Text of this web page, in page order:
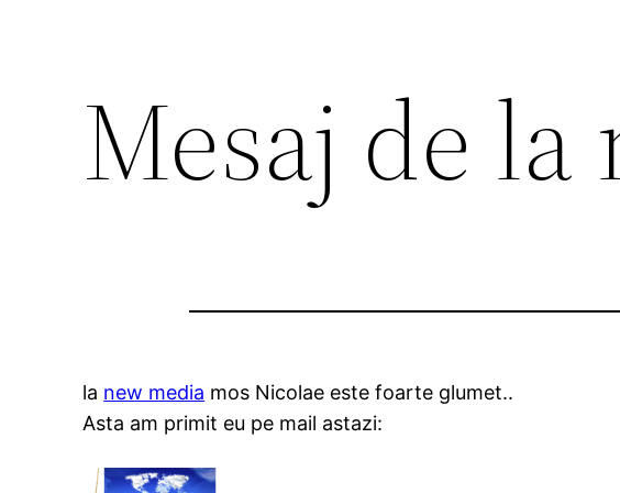
Mesaj de
la new media mos Nicolae este foarte glumet..
Asta am primit eu pe mail astazi: